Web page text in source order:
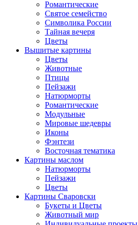
Романтические
Святое семейство
Символика России
Тайная вечеря
Цветы
Вышитые картины
Цветы
Животные
Птицы
Пейзажи
Натюрморты
Романтические
Модульные
Мировые шедевры
Иконы
Фэнтези
Восточная тематика
Картины маслом
Натюрморты
Пейзажи
Цветы
Картины Сваровски
Букеты и Цветы
Животный мир